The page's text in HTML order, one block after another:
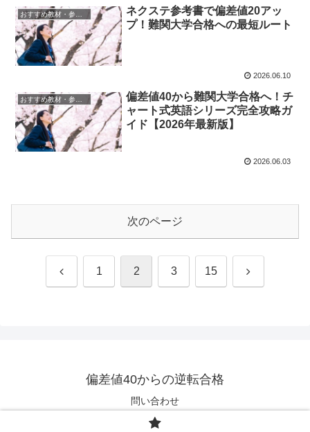
おすすめ教材・参考書
ネクステ参考書で偏差値20アッ
プ！難関大学合格への最短ルート
2026.06.10
おすすめ教材・参考書
偏差値40から難関大学合格へ！チ
ャート式英語シリーズ完全攻略ガ
イド【2026年最新版】
2026.06.03
次のページ
前 1 2 3 15 次
偏差値40からの逆転合格
問い合わせ
© 2024 偏差値40からの逆転合格.